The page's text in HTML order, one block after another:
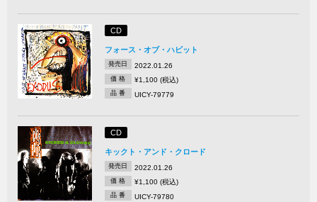
CD
フォース・オブ・ハビット
発売日 2022.01.26
価 格 ¥1,100 (税込)
品 番 UICY-79779
CD
キックト・アンド・クロード
発売日 2022.01.26
価 格 ¥1,100 (税込)
品 番 UICY-79780